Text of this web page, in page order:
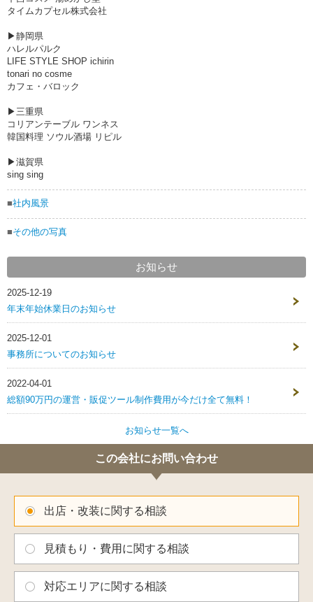
タイムカプセル株式会社
▶静岡県
ハレルパルク
LIFE STYLE SHOP ichirin
tonari no cosme
カフェ・バロック
▶三重県
コリアンテーブル ワンネス
韓国料理 ソウル酒場 リピル
▶滋賀県
sing sing
■社内風景
■その他の写真
お知らせ
2025-12-19
年末年始休業日のお知らせ
2025-12-01
事務所についてのお知らせ
2022-04-01
総額90万円の運営・販促ツール制作費用が今だけ全て無料！
お知らせ一覧へ
この会社にお問い合わせ
出店・改装に関する相談
見積もり・費用に関する相談
対応エリアに関する相談